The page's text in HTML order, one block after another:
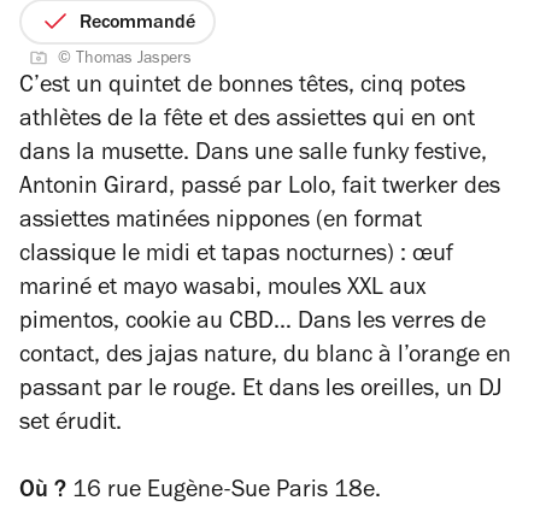
4
étoiles
Recommandé
© Thomas Jaspers
C’est un quintet de bonnes têtes, cinq potes
athlètes de la fête et des assiettes qui en ont
dans la musette. Dans une salle funky festive,
Antonin Girard, passé par Lolo, fait twerker des
assiettes matinées nippones (en format
classique le midi et tapas nocturnes) : œuf
mariné et mayo wasabi, moules XXL aux
pimentos, cookie au CBD… Dans les verres de
contact, des jajas nature, du blanc à l’orange en
passant par le rouge. Et dans les oreilles, un DJ
set érudit.
Où ? 16 rue Eugène-Sue Paris 18e.